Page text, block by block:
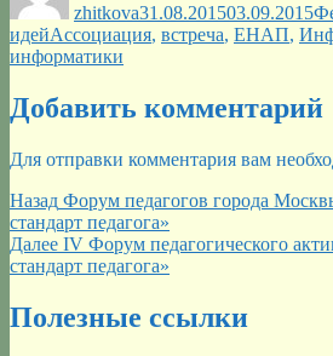
zhitkova31.08.201503.09.2015
идейМетки
Ассоциация, встреча, ЕНАП,
информатики
Добавить комментарий
Для отправки комментария вам
Навигация
по
записям
Назад Предыдущая
запись:
Форум педагогов города
стандарт педагога»
Далее Следующая
запись:
IV Форум педагогического
стандарт педагога»
Полезные ссылки